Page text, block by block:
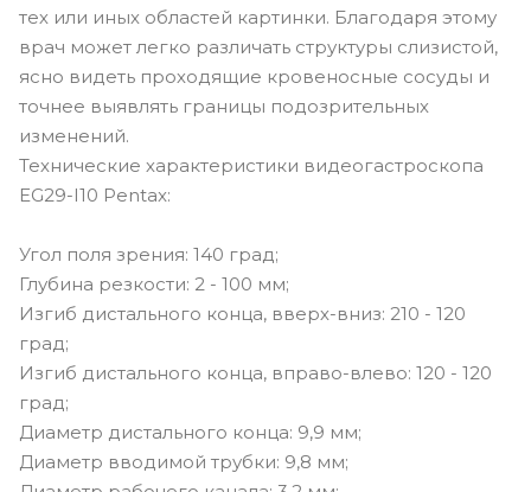
тех или иных областей картинки. Благодаря этому
врач может легко различать структуры слизистой,
ясно видеть проходящие кровеносные сосуды и
точнее выявлять границы подозрительных
изменений.
Технические характеристики видеогастроскопа
EG29-I10 Pentax:
Угол поля зрения: 140 град;
Глубина резкости: 2 - 100 мм;
Изгиб дистального конца, вверх-вниз: 210 - 120
град;
Изгиб дистального конца, вправо-влево: 120 - 120
град;
Диаметр дистального конца: 9,9 мм;
Диаметр вводимой трубки: 9,8 мм;